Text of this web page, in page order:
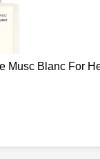
Musc Blanc For